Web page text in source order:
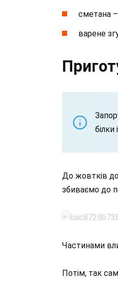
сметана
варене
До жовтків
збиваємо до
Частинами
Потім, так